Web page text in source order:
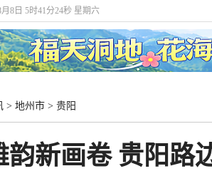
月8日 5时41分24秒 星期六
> 地州市 > 贵阳
新画卷 贵阳路